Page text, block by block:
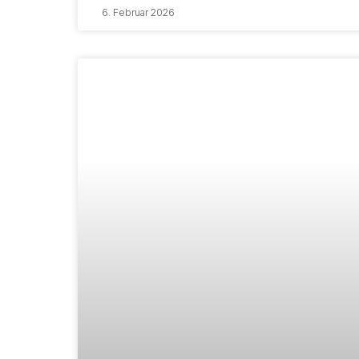
6. Februar 2026